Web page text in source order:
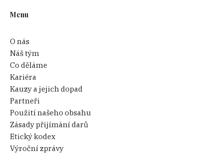
Menu
O nás
Náš tým
Co děláme
Kariéra
Kauzy a jejich dopad
Partneři
Použití našeho obsahu
Zásady přijímání darů
Etický kodex
Výroční zprávy